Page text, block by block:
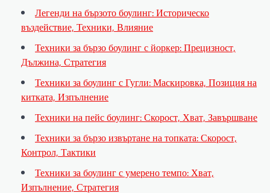
Легенди на бързото боулинг: Историческо
въздействие, Техники, Влияние
Техники за бързо боулинг с йоркер: Прецизност,
Дължина, Стратегия
Техники за боулинг с Гугли: Маскировка, Позиция на
китката, Изпълнение
Техники на пейс боулинг: Скорост, Хват, Завършване
Техники за бързо извъртане на топката: Скорост,
Контрол, Тактики
Техники за боулинг с умерено темпо: Хват,
Изпълнение, Стратегия